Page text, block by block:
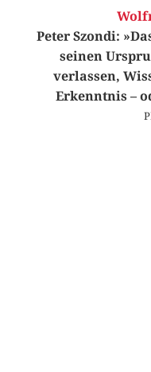
Peter Szondi:
seinen
verlassen,
Erkenntnis –